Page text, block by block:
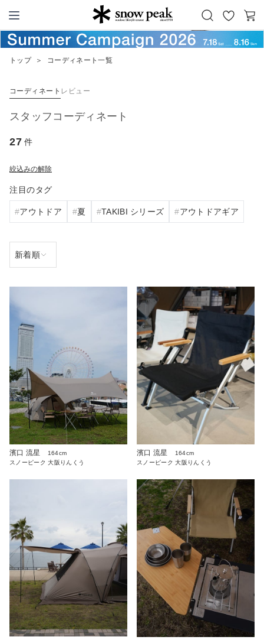
Snow Peak
お
気
カ
ー
トップ ＞ コーディネート一覧
コーディネート レビュー
スタッフコーディネート
27 件
絞込みの解除
注目のタグ
アウトドア 夏 TAKIBI シリーズ アウトドアギア
濱口 流星
164cm
スノーピーク 大阪りんくう
濱口 流星
164cm
スノーピーク 大阪りんくう